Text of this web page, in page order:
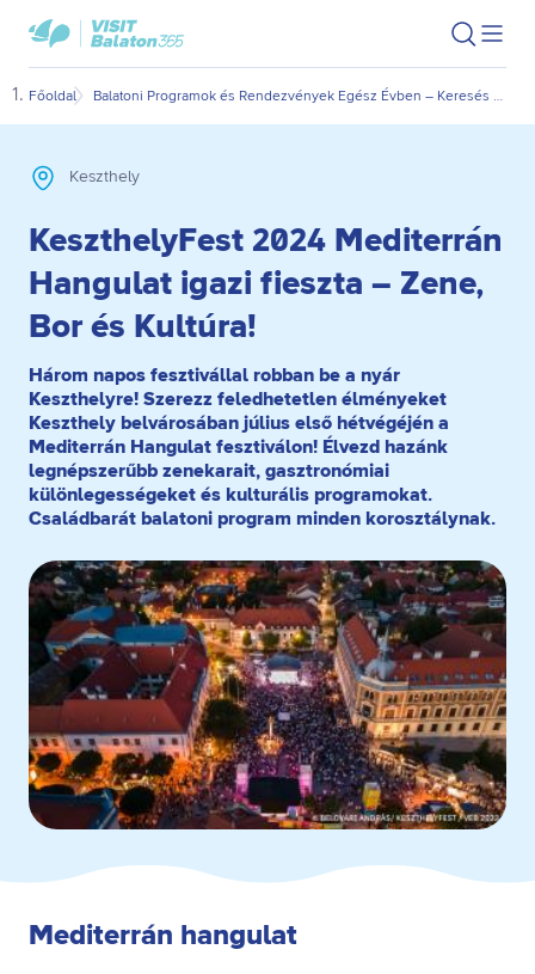
Ugrás
fő
Ugrás
oldal
VisitBalaton365
kezdőlap
Keresés
Főoldal Balatoni Programok és Rendezvények Egész Évben – Keresés Dátum és Kategória Szerint
Keszthely
KeszthelyFest 2024 Mediterrán
Hangulat igazi fieszta – Zene,
Bor és Kultúra!
Három napos fesztivállal robban be a nyár
Keszthelyre! Szerezz feledhetetlen élményeket
Keszthely belvárosában július első hétvégéjén a
Mediterrán Hangulat fesztiválon! Élvezd hazánk
legnépszerűbb zenekarait, gasztronómiai
különlegességeket és kulturális programokat.
Családbarát balatoni program minden korosztálynak.
Mediterrán hangulat